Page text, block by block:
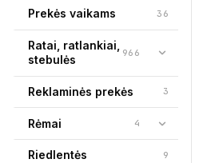
Prekės vaikams 36
Ratai, ratlankiai,
stebulės
966
Reklaminės prekės 3
Rėmai 4
Riedlentės 9